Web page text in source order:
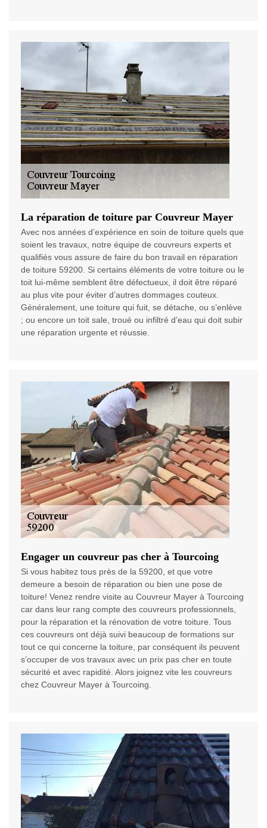
La réparation de toiture par Couvreur Mayer
Avec nos années d’expérience en soin de toiture quels que
soient les travaux, notre équipe de couvreurs experts et
qualifiés vous assure de faire du bon travail en réparation
de toiture 59200. Si certains éléments de votre toiture ou le
toit lui-même semblent être défectueux, il doit être réparé
au plus vite pour éviter d’autres dommages couteux.
Généralement, une toiture qui fuit, se détache, ou s’enlève
; ou encore un toit sale, troué ou infiltré d’eau qui doit subir
une réparation urgente et réussie.
Engager un couvreur pas cher à Tourcoing
Si vous habitez tous près de la 59200, et que votre
demeure a besoin de réparation ou bien une pose de
toiture! Venez rendre visite au Couvreur Mayer à Tourcoing
car dans leur rang compte des couvreurs professionnels,
pour la réparation et la rénovation de votre toiture. Tous
ces couvreurs ont déjà suivi beaucoup de formations sur
tout ce qui concerne la toiture, par conséquent ils peuvent
s’occuper de vos travaux avec un prix pas cher en toute
sécurité et avec rapidité. Alors joignez vite les couvreurs
chez Couvreur Mayer à Tourcoing.